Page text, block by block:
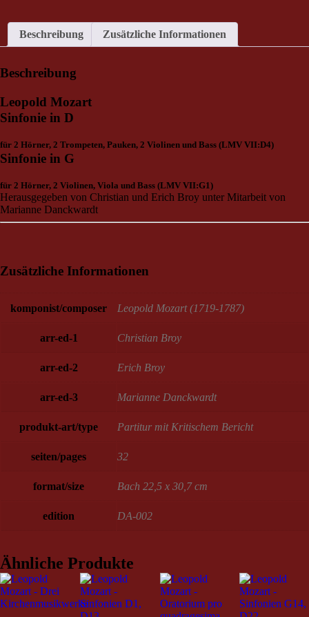
Beschreibung Zusätzliche Informationen
Beschreibung
Leopold Mozart
Sinfonie in D
für 2 Hörner, 2 Trompeten, Pauken, 2 Violinen und Bass (LMV VII:D4)
Sinfonie in G
für 2 Hörner, 2 Violinen, Viola und Bass (LMV VII:G1)
Herausgegeben von Christian und Erich Broy unter Mitarbeit von
Marianne Danckwardt
Zusätzliche Informationen
komponist/composer Leopold Mozart (1719-1787)
arr-ed-1 Christian Broy
arr-ed-2 Erich Broy
arr-ed-3 Marianne Danckwardt
produkt-art/type Partitur mit Kritischem Bericht
seiten/pages 32
format/size Bach 22,5 x 30,7 cm
edition DA-002
Ähnliche Produkte